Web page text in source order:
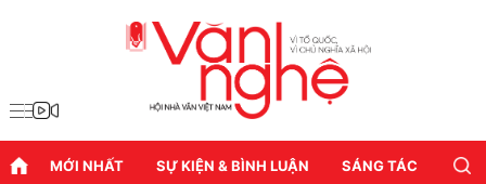
MỚI NHẤT SỰ KIỆN & BÌNH LUẬN SÁNG TÁC